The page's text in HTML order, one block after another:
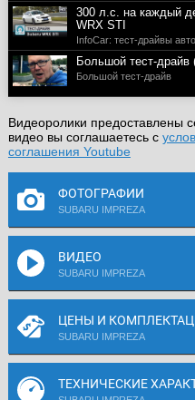
300 л.с. на каждый
WRX STI
InfoCar: тест-драйвы авто
Большой тест-драйв
Большой тест-драйв
Видеоролики предоставлены
видео вы соглашаетесь с
соглашения Youtube
ФОТОГРАФИИ
SUBARU IMPREZA
ВИДЕО
SUBARU IMPREZA
ЦЕНЫ И
SUBARU IMPREZA
ТЕХНИЧЕСКИЕ